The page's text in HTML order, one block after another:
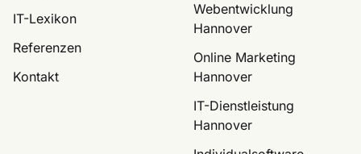
IT-Lexikon
Referenzen
Kontakt
Webentwicklung
Hannover
Online Marketing
Hannover
IT-Dienstleistung
Hannover